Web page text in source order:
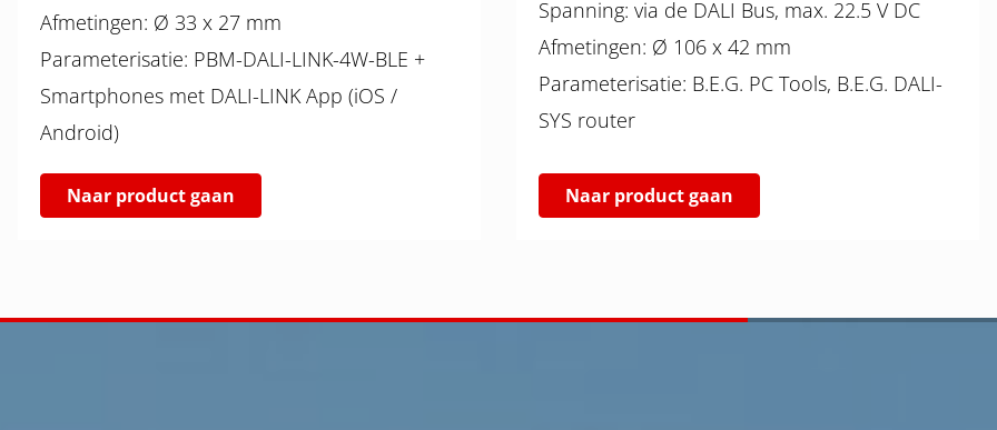
Afmetingen: Ø 33 x 27 mm
Parameterisatie: PBM-DALI-LINK-4W-BLE +
Smartphones met DALI-LINK App (iOS /
Android)
Naar product gaan
Spanning: via de DALI Bus, max. 22.5 V DC
Afmetingen: Ø 106 x 42 mm
Parameterisatie: B.E.G. PC Tools, B.E.G. DALI-
SYS router
Naar product gaan